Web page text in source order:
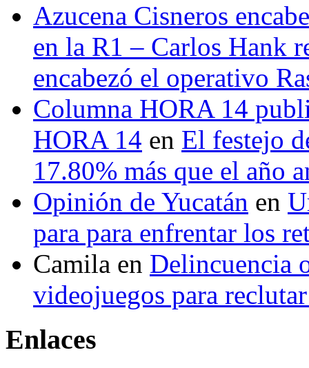
Azucena Cisneros
en la R1 – Carlos Hank
encabezó el operativo
Columna HORA 14
HORA 14 en El festejo
17.80% más que el año
Opinión de Yucatán en
para para enfrentar los
Camila en Delincuencia
videojuegos para
Enlaces